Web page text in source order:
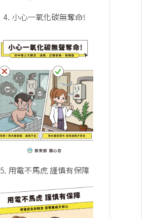
4. 小心一氧化碳無奪命!
5. 用電不馬虎 謹慎有保障